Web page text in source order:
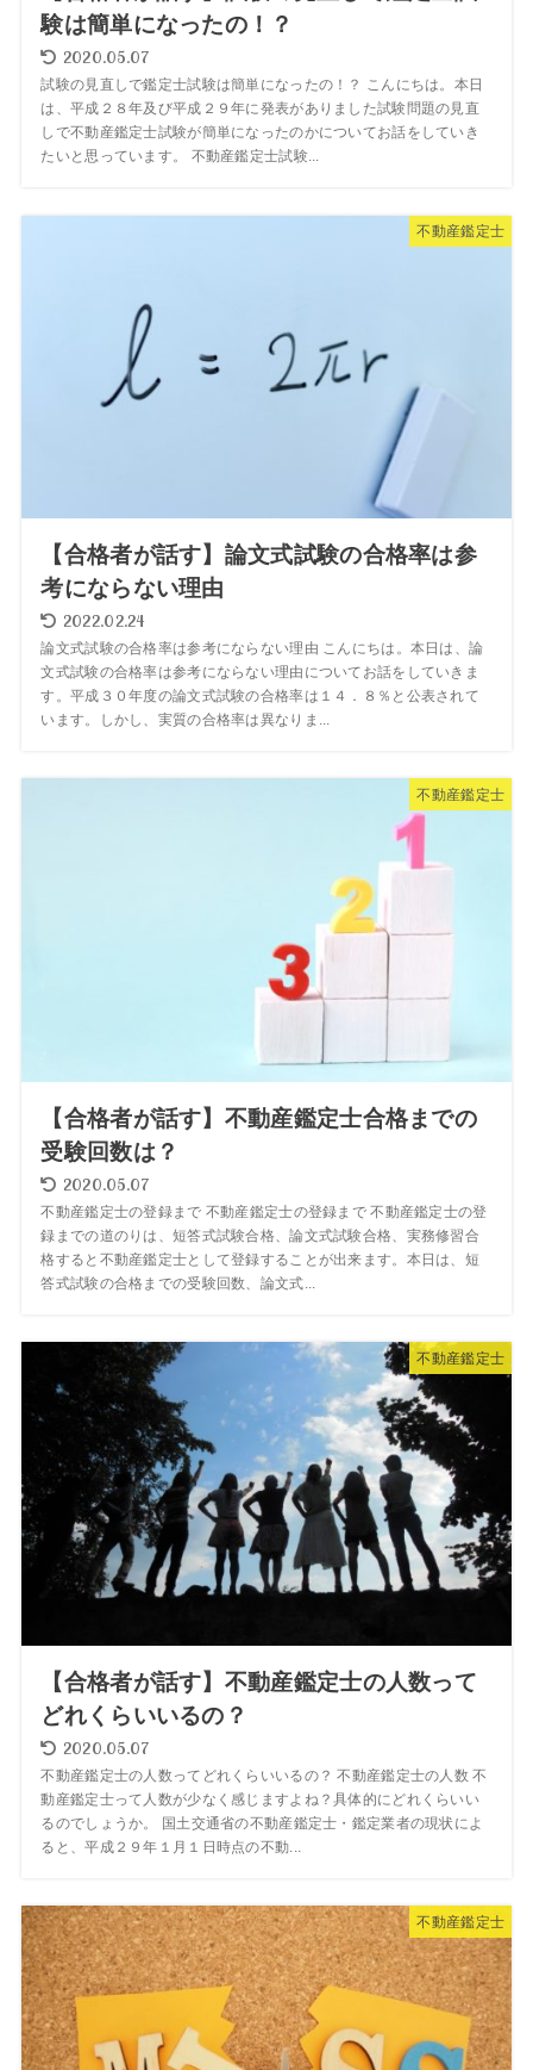
験は簡単になったの！？
2020.05.07
試験の見直しで鑑定士試験は簡単になったの！？ こんにちは。本日
は、平成２８年及び平成２９年に発表がありました試験問題の見直
しで不動産鑑定士試験が簡単になったのかについてお話をしていき
たいと思っています。 不動産鑑定士試験...
不動産鑑定士
【合格者が話す】論文式試験の合格率は参
考にならない理由
2022.02.24
論文式試験の合格率は参考にならない理由 こんにちは。本日は、論
文式試験の合格率は参考にならない理由についてお話をしていきま
す。平成３０年度の論文式試験の合格率は１４．８％と公表されて
います。しかし、実質の合格率は異なりま...
不動産鑑定士
【合格者が話す】不動産鑑定士合格までの
受験回数は？
2020.05.07
不動産鑑定士の登録まで 不動産鑑定士の登録まで 不動産鑑定士の登
録までの道のりは、短答式試験合格、論文式試験合格、実務修習合
格すると不動産鑑定士として登録することが出来ます。本日は、短
答式試験の合格までの受験回数、論文式...
不動産鑑定士
【合格者が話す】不動産鑑定士の人数って
どれくらいいるの？
2020.05.07
不動産鑑定士の人数ってどれくらいいるの？ 不動産鑑定士の人数 不
動産鑑定士って人数が少なく感じますよね？具体的にどれくらいい
るのでしょうか。 国土交通省の不動産鑑定士・鑑定業者の現状によ
ると、平成２９年１月１日時点の不動...
不動産鑑定士